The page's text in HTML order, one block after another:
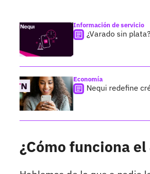
Información de servicio
¿Varado sin
Economía
Nequi redefine
¿Cómo funciona